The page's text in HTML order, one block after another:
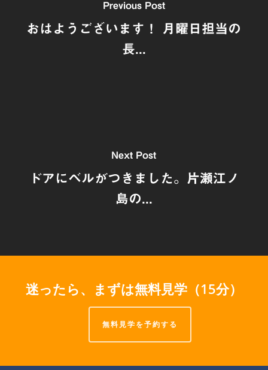
Previous Post
おはようございます！ 月曜日担当の
長...
Next Post
ドアにベルがつきました。片瀬江ノ
島の...
迷ったら、まずは無料見学（15分）
無料見学を予約する